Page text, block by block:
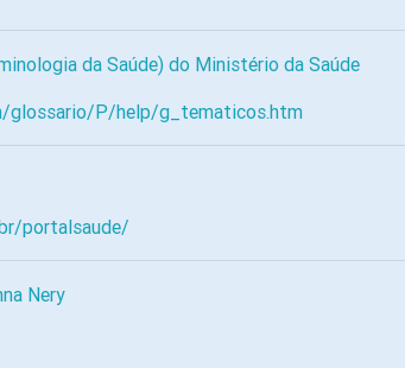
da Saúde) do Ministério da Saúde
glossario/P/help/g_tematicos.htm
portalsaude/
Nery